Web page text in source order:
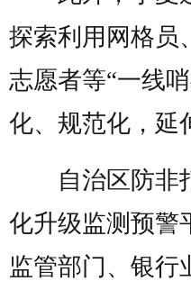
探索利用网格员
志愿者等“一线
化、规范化，延
自治区防非打
化升级监测预警
监管部门、银行